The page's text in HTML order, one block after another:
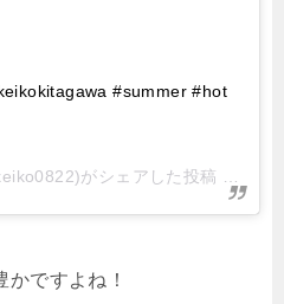
#summer #hot
がシェアした投稿 –
ですよね！